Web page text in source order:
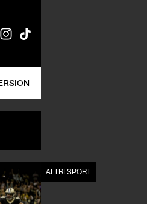
ALTRI SPORT